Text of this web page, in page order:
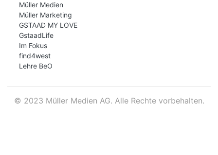
Müller Medien
Müller Marketing
GSTAAD MY LOVE
GstaadLife
Im Fokus
find4west
Lehre BeO
© 2023 Müller Medien AG. Alle Rechte vorbehalten.